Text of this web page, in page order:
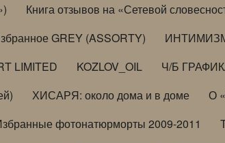
Книга отзывов на «Сетевой
GREY (ASSORTY) ИНТИМИЗМ
LIMITED KOZLOV_OIL Ч/Б
ХИСАРЯ: около дома и в доме О
фотонатюрморты 2009-2011